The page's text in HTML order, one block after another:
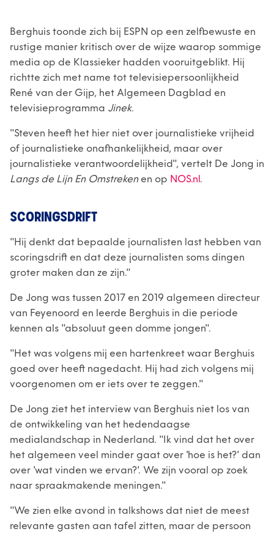
Berghuis toonde zich bij ESPN op een zelfbewuste en
rustige manier kritisch over de wijze waarop sommige
media op de Klassieker hadden vooruitgeblikt. Hij
richtte zich met name tot televisiepersoonlijkheid
René van der Gijp, het Algemeen Dagblad en
televisieprogramma Jinek.
"Steven heeft het hier niet over journalistieke vrijheid
of journalistieke onafhankelijkheid, maar over
journalistieke verantwoordelijkheid", vertelt De Jong in
Langs de Lijn En Omstrekenen op NOS.nl.
SCORINGSDRIFT
"Hij denkt dat bepaalde journalisten last hebben van
scoringsdrift en dat deze journalisten soms dingen
groter maken dan ze zijn."
De Jong was tussen 2017 en 2019 algemeen directeur
van Feyenoord en leerde Berghuis in die periode
kennen als "absoluut geen domme jongen".
"Het was volgens mij een hartenkreet waar Berghuis
goed over heeft nagedacht. Hij had zich volgens mij
voorgenomen om er iets over te zeggen."
De Jong ziet het interview van Berghuis niet los van
de ontwikkeling van het hedendaagse
medialandschap in Nederland. "Ik vind dat het over
het algemeen veel minder gaat over 'hoe is het?' dan
over 'wat vinden we ervan?'. We zijn vooral op zoek
naar spraakmakende meningen."
"We zien elke avond in talkshows dat niet de meest
relevante gasten aan tafel zitten, maar de persoon